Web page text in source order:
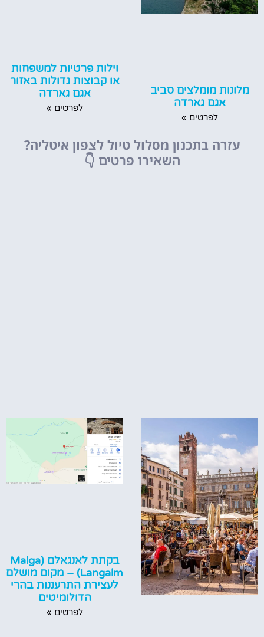
מלונות מומלצים סביב
אגם גארדה
לפרטים »
וילות פרטיות למשפחות
או קבוצות גדולות באזור
אגם גארדה
לפרטים »
עזרה בתכנון מסלול טיול לצפון איטליה?
השאירו פרטים 👇
בקתת לאנגאלם (Malga
Langalm) – מקום מושלם
לעצירת התרעננות בהרי
הדולומיטים
לפרטים »